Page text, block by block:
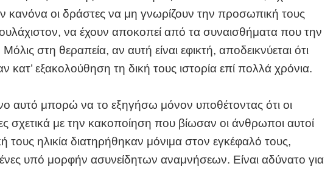
κανόνα οι δράστες να μη γνωρίζουν την προσωπική τους
να έχουν αποκοπεί από τα συναισθήματα που την
στη θεραπεία, αν αυτή είναι εφικτή, αποδεικνύεται ότι
κατ’ εξακολούθηση τη δική τους ιστορία επί πολλά χρόνια.
αυτό μπορώ να το εξηγήσω μόνον υποθέτοντας ότι οι
σχετικά με την κακοποίηση που βίωσαν οι άνθρωποι αυτοί
τους ηλικία διατηρήθηκαν μόνιμα στον εγκέφαλό τους,
υπό μορφήν ασυνείδητων αναμνήσεων. Είναι αδύνατο για